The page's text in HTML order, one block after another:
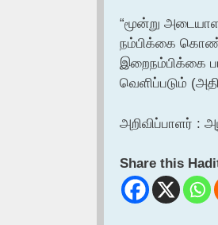
“மூன்று
நம்பிக்கை
இறைநம்பிக்கை
வெளிப்படும்
அறிவிப்பாளர் :
Share this